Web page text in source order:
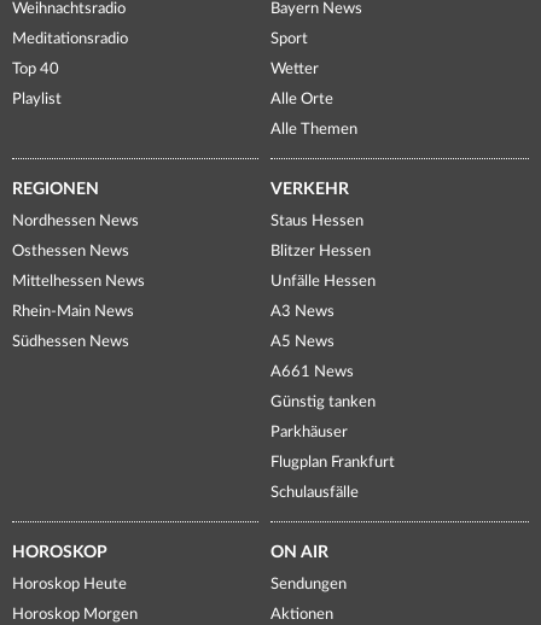
Weihnachtsradio
Meditationsradio
Top 40
Playlist
Bayern News
Sport
Wetter
Alle Orte
Alle Themen
REGIONEN
Nordhessen News
Osthessen News
Mittelhessen News
Rhein-Main News
Südhessen News
VERKEHR
Staus Hessen
Blitzer Hessen
Unfälle Hessen
A3 News
A5 News
A661 News
Günstig tanken
Parkhäuser
Flugplan Frankfurt
Schulausfälle
HOROSKOP
Horoskop Heute
Horoskop Morgen
ON AIR
Sendungen
Aktionen